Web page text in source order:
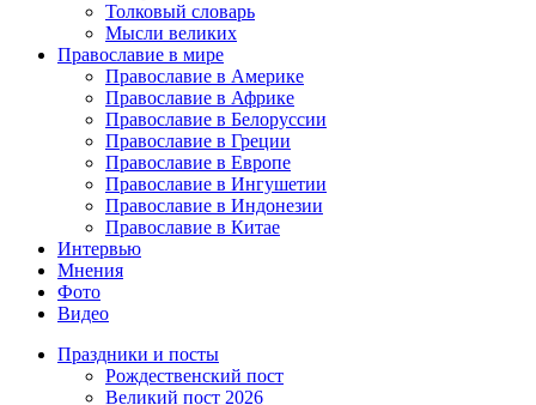
Толковый словарь
Мысли великих
Православие в мире
Православие в Америке
Православие в Африке
Православие в Белоруссии
Православие в Греции
Православие в Европе
Православие в Ингушетии
Православие в Индонезии
Православие в Китае
Интервью
Мнения
Фото
Видео
Праздники и посты
Рождественский пост
Великий пост 2026